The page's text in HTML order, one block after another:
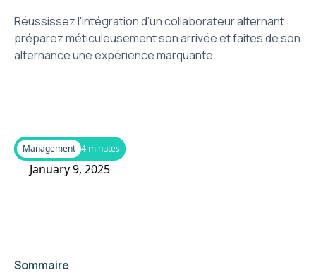
Réussissez l'intégration d’un collaborateur alternant :
préparez méticuleusement son arrivée et faites de son
alternance une expérience marquante.
Management 4 minutes
January 9, 2025
Sommaire